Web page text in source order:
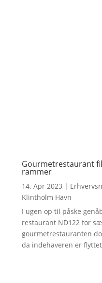
Gourmetrestaurant
rammer
14. Apr 2023 |
Klintholm Havn
I ugen op til påske
restaurant ND122 for
gourmetrestauranten
da indehaveren er